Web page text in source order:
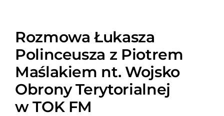
Rozmowa Łukasza
Polinceusza z Piotrem
Maślakiem nt. Wojsko
Obrony Terytorialnej
w TOK FM